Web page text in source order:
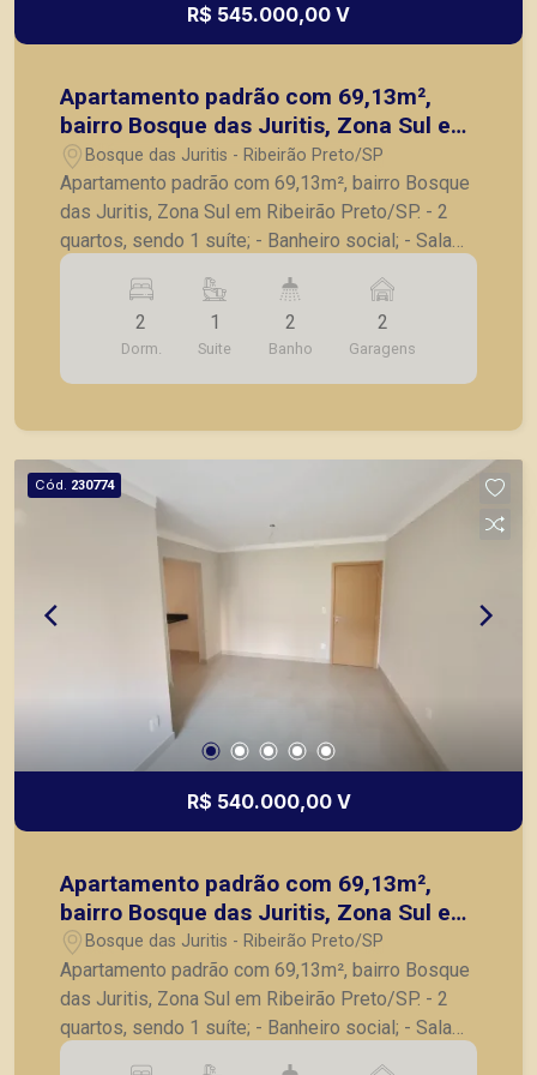
R$ 545.000,00 V
Apartamento padrão com 69,13m²,
bairro Bosque das Juritis, Zona Sul em
Ribeirão Preto/SP.
Bosque das Juritis - Ribeirão Preto/SP
Apartamento padrão com 69,13m², bairro Bosque
das Juritis, Zona Sul em Ribeirão Preto/SP. - 2
quartos, sendo 1 suíte; - Banheiro social; - Sala
para 2 ambientes; - Sacada; - Cozinha; -
Lavanderia; - 2 vagas de garagem. Também
temos imóveis no Jardim Olhos d´Água, Nova
Aliança, Jardim Irajá, Bosque das Juritis, casas e
apartamentos próximos a mercados, farmácias,
2
Dorm.
1
Suite
2
Banho
2
Garagens
Cód. 230774
R$ 540.000,00 V
Apartamento padrão com 69,13m²,
bairro Bosque das Juritis, Zona Sul em
Ribeirão Preto/SP.
Bosque das Juritis - Ribeirão Preto/SP
Apartamento padrão com 69,13m², bairro Bosque
das Juritis, Zona Sul em Ribeirão Preto/SP. - 2
quartos, sendo 1 suíte; - Banheiro social; - Sala
para 2 ambientes; - Sacada; - Cozinha; -